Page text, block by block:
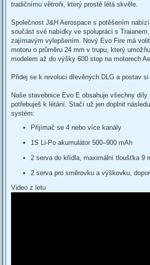
tradičnímu větroňi, který prostě létá skvěle.
Společnost J&H Aerospace s potěšením
součást své nabídky ve spolupráci s
zajímavým vylepšením. Nový Evo Fire má
motoru o průměru 24 mm v trupu, který
modelem až do výšky 600 stop na motorech
Přidej se k revoluci dřevěných DLG a postav si
Naše stavebnice Evo E obsahuje všechny díly
potřebuješ k létání. Stačí už jen doplnit
systém:
Přijímač se 4 nebo více kanály
1S Li-Po akumulátor 500–900 mAh
2 serva do křídla, maximální tloušťka 9
2 serva pro směrovku a výškovku,
Video z letu